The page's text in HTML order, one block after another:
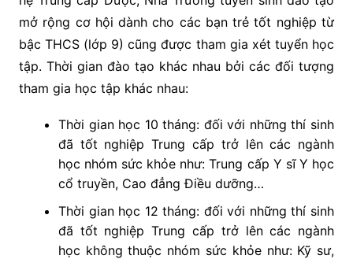
mở rộng cơ hội dành cho các bạn trẻ tốt nghiệp từ
bậc THCS (lớp 9) cũng được tham gia xét tuyển học
tập. Thời gian đào tạo khác nhau bởi các đối tượng
tham gia học tập khác nhau:
Thời gian học 10 tháng: đối với những thí sinh
đã tốt nghiệp Trung cấp trở lên các ngành
học nhóm sức khỏe như: Trung cấp Y sĩ Y học
cổ truyền, Cao đẳng Điều dưỡng…
Thời gian học 12 tháng: đối với những thí sinh
đã tốt nghiệp Trung cấp trở lên các ngành
học không thuộc nhóm sức khỏe như: Kỹ sư,